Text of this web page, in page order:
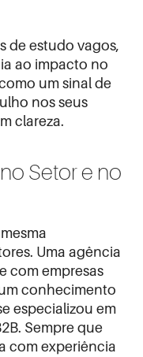
de estudo vagos,
ao impacto no
um sinal de
nos seus
clareza.
Setor e no
Uma agência
com empresas
conhecimento
especializou em
Sempre que
com experiência